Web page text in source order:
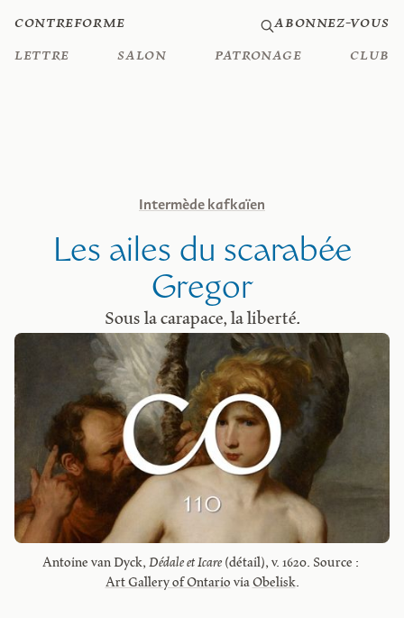
Contreforme
Lettre
Salon Patronage Club
Abonnez-vous
Intermède kafkaïen
Les ailes du scarabée
Gregor
Sous la carapace, la liberté.
Antoine van Dyck, Dédale et Icare
Art Gallery of Ontario via Obelisk.